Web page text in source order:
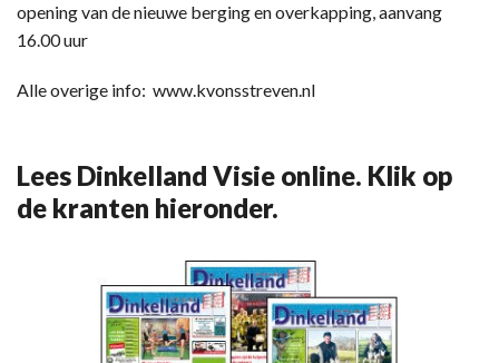
opening van de nieuwe berging en overkapping, aanvang
16.00 uur
Alle overige info: www.kvonsstreven.nl
Lees Dinkelland Visie online. Klik op
de kranten hieronder.